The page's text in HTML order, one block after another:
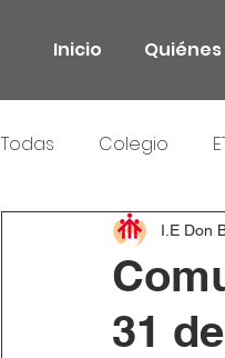
Inicio
Todas Colegio
Responsabilidad
31
I.E Don